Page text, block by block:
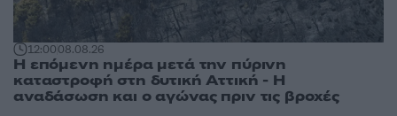
12:0008.08.26
Η επόμενη ημέρα μετά την πύρινη
καταστροφή στη δυτική Αττική - Η
αναδάσωση και ο αγώνας πριν τις βροχές